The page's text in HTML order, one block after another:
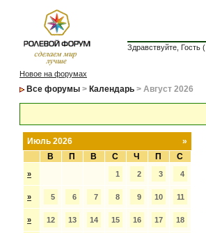
Здравствуйте, Гость (
Новое на форумах
Все форумы > Календарь > Август 2026
»
Июль 2026
В
П В С Ч П С
» 1 2 3 4
» 5 6 7 8 9 10 11
» 12 13 14 15 16 17 18